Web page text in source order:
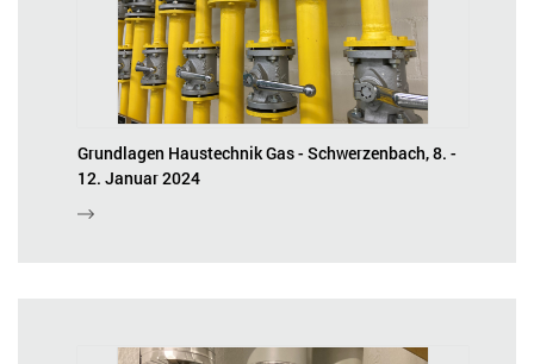
Grundlagen Haustechnik Gas - Schwerzenbach, 8. -
12. Januar 2024